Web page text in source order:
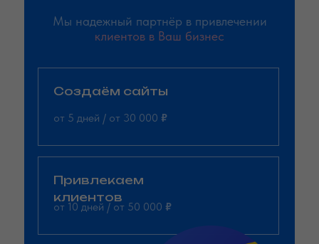
от 5 дней / от 30 000 ₽
Мы надежный партнёр в привлечении
клиентов в Ваш бизнес
от 10 дней / от 50 000 ₽
Создаём сайты
Привлекаем
клиентов